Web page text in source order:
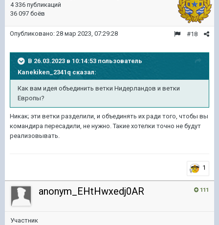
4 336 публикаций
36 097 боёв
#18
Опубликовано: 28 мар 2023, 07:29:28
В 26.03.2023 в 10:14:53 пользователь
Kanekiken_2341q сказал:
Как вам идея объединить ветки Нидерландов и ветки
Европы?
Никак; эти ветки разделили, и объединять их ради того, чтобы вы
командира пересадили, не нужно. Такие хотелки точно не будут
реализовывать.
1
111
anonym_EHtHwxedj0AR
Участник